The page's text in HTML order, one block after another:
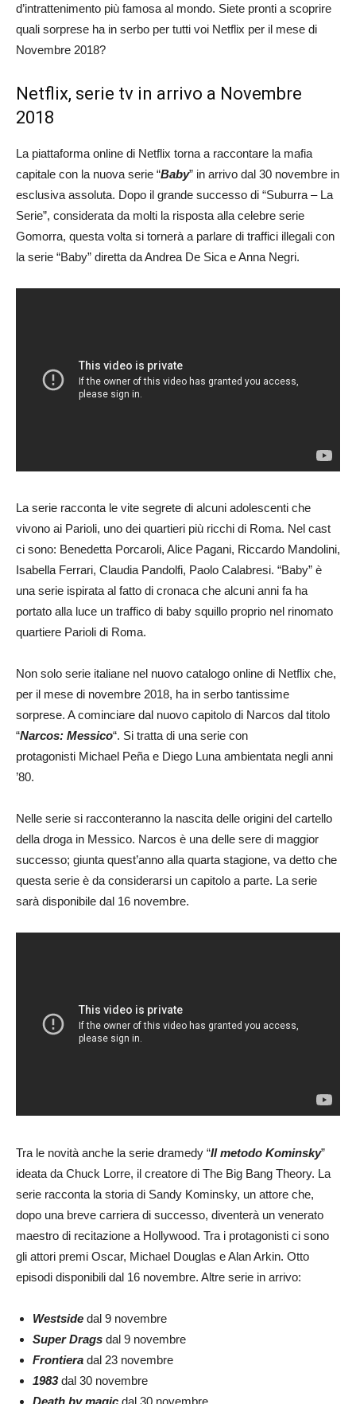
d’intrattenimento più famosa al mondo. Siete pronti a scoprire
quali sorprese ha in serbo per tutti voi Netflix per il mese di
Novembre 2018?
Netflix, serie tv in arrivo a Novembre
2018
La piattaforma online di Netflix torna a raccontare la mafia
capitale con la nuova serie “Baby” in arrivo dal 30 novembre in
esclusiva assoluta. Dopo il grande successo di “Suburra – La
Serie”, considerata da molti la risposta alla celebre serie
Gomorra, questa volta si tornerà a parlare di traffici illegali con
la serie “Baby” diretta da Andrea De Sica e Anna Negri.
La serie racconta le vite segrete di alcuni adolescenti che
vivono ai Parioli, uno dei quartieri più ricchi di Roma. Nel cast
ci sono: Benedetta Porcaroli, Alice Pagani, Riccardo Mandolini,
Isabella Ferrari, Claudia Pandolfi, Paolo Calabresi. “Baby” è
una serie ispirata al fatto di cronaca che alcuni anni fa ha
portato alla luce un traffico di baby squillo proprio nel rinomato
quartiere Parioli di Roma.
Non solo serie italiane nel nuovo catalogo online di Netflix che,
per il mese di novembre 2018, ha in serbo tantissime
sorprese. A cominciare dal nuovo capitolo di Narcos dal titolo
“Narcos: Messico“. Si tratta di una serie con
protagonisti Michael Peña e Diego Luna ambientata negli anni
’80.
Nelle serie si racconteranno la nascita delle origini del cartello
della droga in Messico. Narcos è una delle sere di maggior
successo; giunta quest’anno alla quarta stagione, va detto che
questa serie è da considerarsi un capitolo a parte. La serie
sarà disponibile dal 16 novembre.
Tra le novità anche la serie dramedy “Il metodo Kominsky”
ideata da Chuck Lorre, il creatore di The Big Bang Theory. La
serie racconta la storia di Sandy Kominsky, un attore che,
dopo una breve carriera di successo, diventerà un venerato
maestro di recitazione a Hollywood. Tra i protagonisti ci sono
gli attori premi Oscar, Michael Douglas e Alan Arkin. Otto
episodi disponibili dal 16 novembre. Altre serie in arrivo:
Westside dal 9 novembre
Super Drags dal 9 novembre
Frontiera dal 23 novembre
1983dal 30 novembre
Death by magic dal 30 novembre